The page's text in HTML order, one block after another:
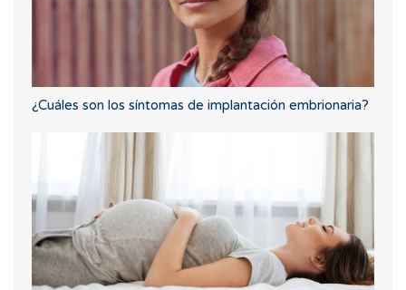
¿Cuáles son los síntomas de implantación embrionaria?